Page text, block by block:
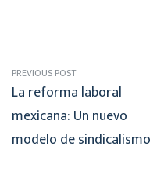
PREVIOUS POST
La reforma laboral
mexicana: Un nuevo
modelo de sindicalismo